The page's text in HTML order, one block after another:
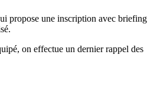
propose une inscription avec briefing
on effectue un dernier rappel des